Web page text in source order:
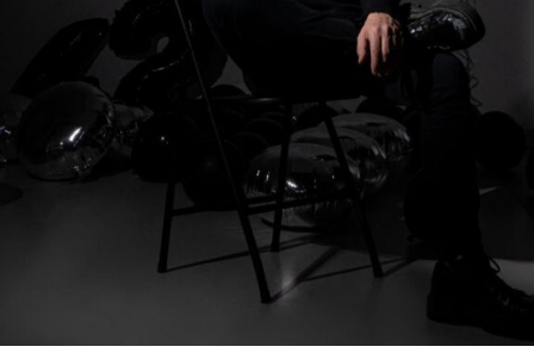
conectando produtores, indústrias e o mercado
financeiro por meio de análises, consultoria e operações
em commodities agrícolas.